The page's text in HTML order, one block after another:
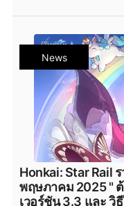
honkai_star_rail_แจ
Hyacine_Banner #
HSR_วิธีหาเพชร #
HSR_เติมเพชร #
HonkaiTH #เกมมือถือ
เกมใหม่ #
# เกมออนไลน์ #แจกโค้
# ฟรีโค้ดเกม #เกมมือถือ
#HonkaiRewards #
News
Honkai: Star Rail
พฤษภาคม 2025 "
เวอร์ชัน 3.3 และ วิ